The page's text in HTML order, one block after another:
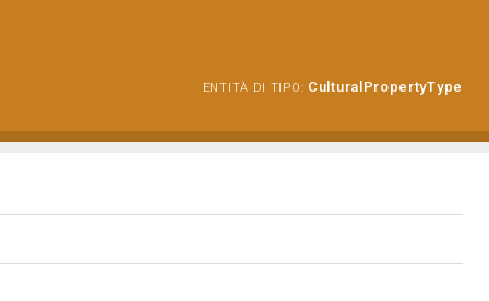
ENTITÀ DI TIPO: CulturalPropertyType